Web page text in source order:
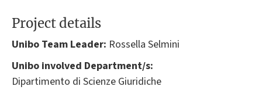
Project details
Unibo Team Leader: Rossella Selmini
Unibo involved Department/s:
Dipartimento di Scienze Giuridiche